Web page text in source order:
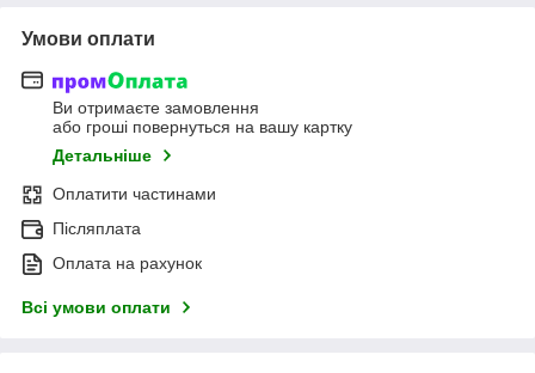
Умови оплати
Ви отримаєте замовлення
або гроші повернуться на вашу картку
Детальніше
Оплатити частинами
Післяплата
Оплата на рахунок
Всі умови оплати